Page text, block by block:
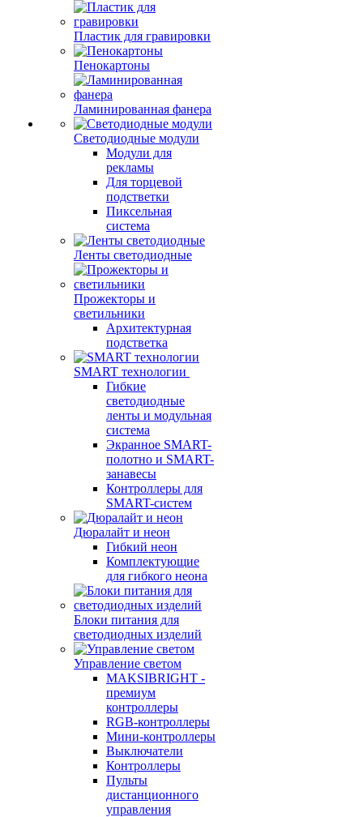
Пластик для гравировки
Пенокартоны
Ламинированная фанера
Светодиодные модули
Модули для
рекламы
Для торцевой
подстветки
Пиксельная
система
Ленты светодиодные
Прожекторы и
светильники
Архитектурная
подстветка
SMART технологии
Гибкие
светодиодные
ленты и модульная
система
Экранное SMART-
полотно и SMART-
занавесы
Контроллеры для
SMART-систем
Дюралайт и неон
Гибкий неон
Комплектующие
для гибкого неона
Блоки питания для
светодиодных изделий
Управление светом
MAKSIBRIGHT -
премиум
контроллеры
RGB-контроллеры
Мини-контроллеры
Выключатели
Контроллеры
Пульты
дистанционного
управления